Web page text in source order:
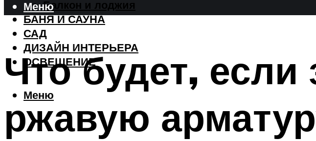
Балкон и лоджия
БАНЯ И САУНА
САД
ДИЗАЙН ИНТЕРЬЕРА
ОСВЕЩЕНИЕ
Меню
Меню
Что будет, если
ржавую